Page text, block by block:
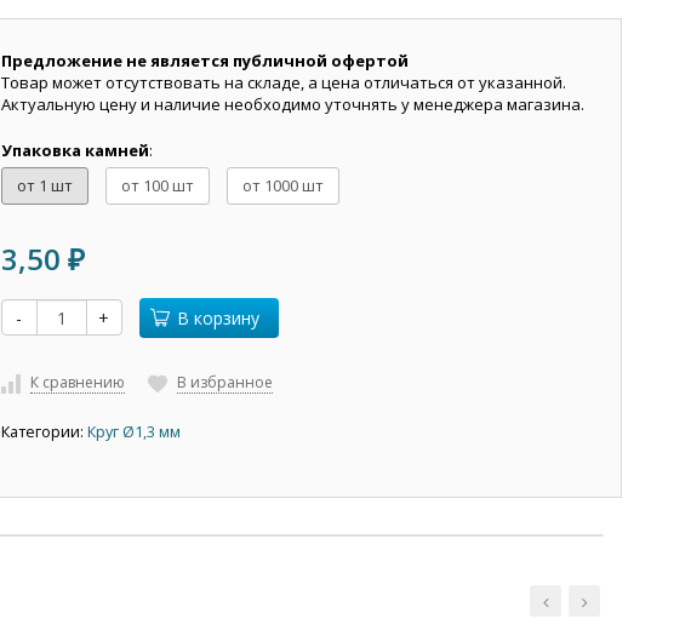
Предложение не является публичной офертой
Товар может отсутствовать на складе, а цена отличаться от указанной.
Актуальную цену и наличие необходимо уточнять у менеджера магазина.
Упаковка камней:
от 1 шт
от 100 шт от 1000 шт
3,50 ₽
- + В корзину
К сравнению В избранное
Категории: Круг Ø1,3 мм